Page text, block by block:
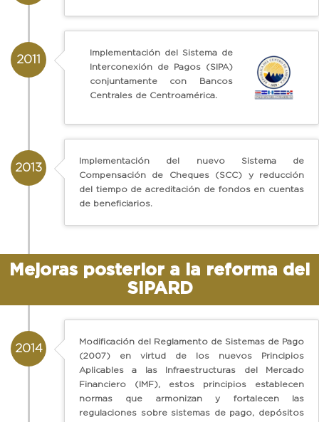
2011
Implementación del Sistema de
Interconexión de Pagos (SIPA)
conjuntamente con Bancos
Centrales de Centroamérica.
2013
Implementación del nuevo Sistema de
Compensación de Cheques (SCC) y reducción
del tiempo de acreditación de fondos en cuentas
de beneficiarios.
Mejoras posterior a la reforma del
SIPARD
2014
Modificación del Reglamento de Sistemas de Pago
(2007) en virtud de los nuevos Principios
Aplicables a las Infraestructuras del Mercado
Financiero (IMF), estos principios establecen
normas que armonizan y fortalecen las
regulaciones sobre sistemas de pago, depósitos